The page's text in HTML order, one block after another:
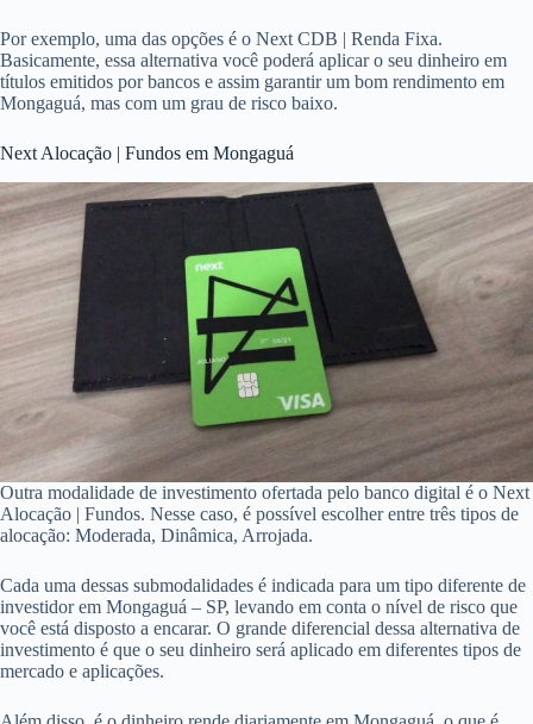
Por exemplo, uma das opções é o Next CDB | Renda Fixa.
Basicamente, essa alternativa você poderá aplicar o seu dinheiro em
títulos emitidos por bancos e assim garantir um bom rendimento em
Mongaguá, mas com um grau de risco baixo.
Next Alocação | Fundos em Mongaguá
Outra modalidade de investimento ofertada pelo banco digital é o Next
Alocação | Fundos. Nesse caso, é possível escolher entre três tipos de
alocação: Moderada, Dinâmica, Arrojada.
Cada uma dessas submodalidades é indicada para um tipo diferente de
investidor em Mongaguá – SP, levando em conta o nível de risco que
você está disposto a encarar. O grande diferencial dessa alternativa de
investimento é que o seu dinheiro será aplicado em diferentes tipos de
mercado e aplicações.